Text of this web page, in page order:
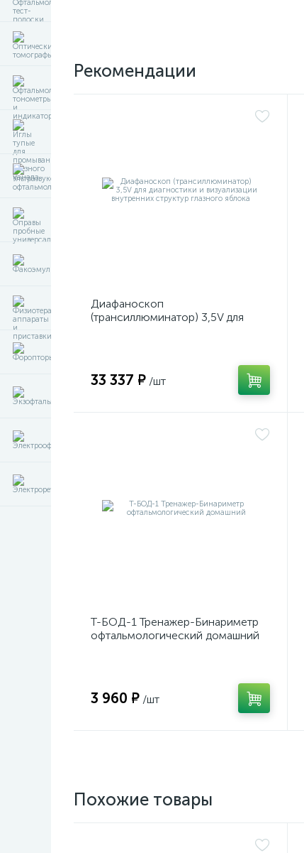
Рекомендации
Диафаноскоп
(трансиллюминатор) 3,5V для
33 337 ₽ /шт
Т-БОД-1 Тренажер-Бинариметр
офтальмологический домашний
3 960 ₽ /шт
Похожие товары